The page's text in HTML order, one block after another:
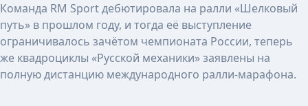
Команда RM Sport дебютировала на ралли «Шелковый
путь» в прошлом году, и тогда её выступление
ограничивалось зачётом чемпионата России, теперь
же квадроциклы «Русской механики» заявлены на
полную дистанцию международного ралли-марафона.